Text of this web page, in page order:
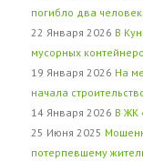
погибло два
22 Января 2026 В
мусорных
19 Января 2026 На
начала
14 Января 2026 В ЖК
25 Июня 2025
потерпевшему